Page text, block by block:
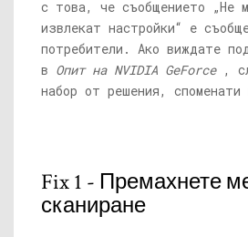
с това, че съобщението „Не
извлекат настройки“ е
потребители. Ако виждате
в Опит на NVIDIA GeForce,
набор от решения,
Fix 1 - Премахнете
сканиране